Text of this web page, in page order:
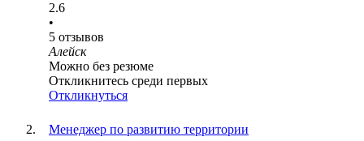
2.6
•
5 отзывов
Алейск
Можно без резюме
Откликнитесь среди первых
Откликнуться
Менеджер по развитию территории